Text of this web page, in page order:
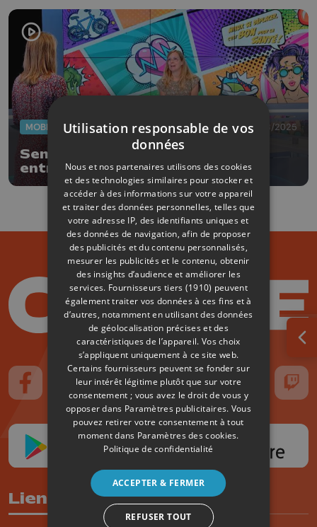
MOBILITÉ 29/08/2025
Semaine de la mobilité : les
entreprises participent aussi !
Suivez-nous sur FaceBook
Suivez-nous sur Instagram
Suivez-nous sur TikTokSuivez-nous sur YouTube
Suivez-nous
Liens utiles
Utilisation responsable de vos
données
Nous et nos partenaires utilisons des cookies
et des technologies similaires pour stocker et
accéder à des informations sur votre appareil
et traiter des données personnelles, telles que
votre adresse IP, des identifiants uniques et
des données de navigation, afin de proposer
des publicités et du contenu personnalisés,
mesurer les publicités et le contenu, obtenir
des insights d’audience et améliorer les
services. Fournisseurs tiers (1910) peuvent
également traiter vos données à ces fins et à
d’autres, notamment en utilisant des données
de géolocalisation précises et des
caractéristiques de l’appareil. Vos choix
s’appliquent uniquement à ce site web.
Certains fournisseurs peuvent se fonder sur
leur intérêt légitime plutôt que sur votre
consentement ; vous avez le droit de vous y
opposer dans Paramètres publicitaires. Vous
pouvez retirer votre consentement à tout
moment dans Paramètres des cookies.
Politique de confidentialité
ACCEPTER & FERMER
REFUSER TOUT